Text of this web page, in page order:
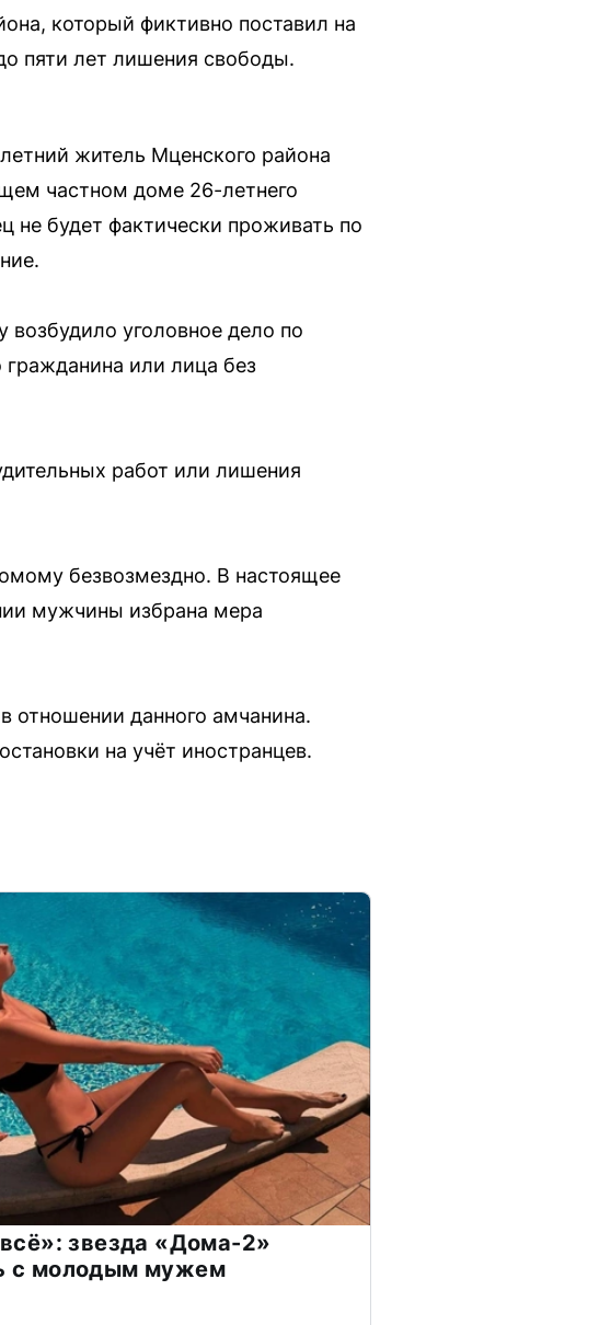
который фиктивно поставил на
пяти лет лишения свободы.
житель Мценского района
частном доме 26-летнего
не будет фактически проживать по
уголовное дело по
гражданина или лица без
работ или лишения
безвозмездно. В настоящее
мужчины избрана мера
отношении данного амчанина.
на учёт иностранцев.
звезда «Дома-2»
с молодым мужем